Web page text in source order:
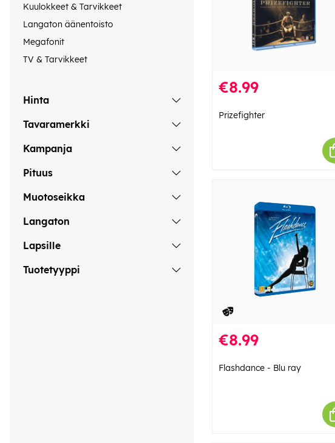
Kuulokkeet & Tarvikkeet
Langaton äänentoisto
Megafonit
TV & Tarvikkeet
Hinta
Tavaramerkki
Kampanja
Pituus
Muotoseikka
Langaton
Lapsille
Tuotetyyppi
€8.99
Prizefighter
€8.99
Flashdance - Blu ray